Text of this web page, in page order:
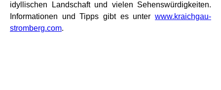
idyllischen Landschaft und vielen Sehenswürdigkeiten.
Informationen und Tipps gibt es unter www.kraichgau-
stromberg.com.